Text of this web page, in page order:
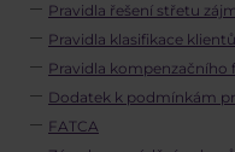
Pravidla řešení střetu
Pravidla klasifikace klientů
Pravidla kompenzačního
Dodatek k podmínkám
FATCA